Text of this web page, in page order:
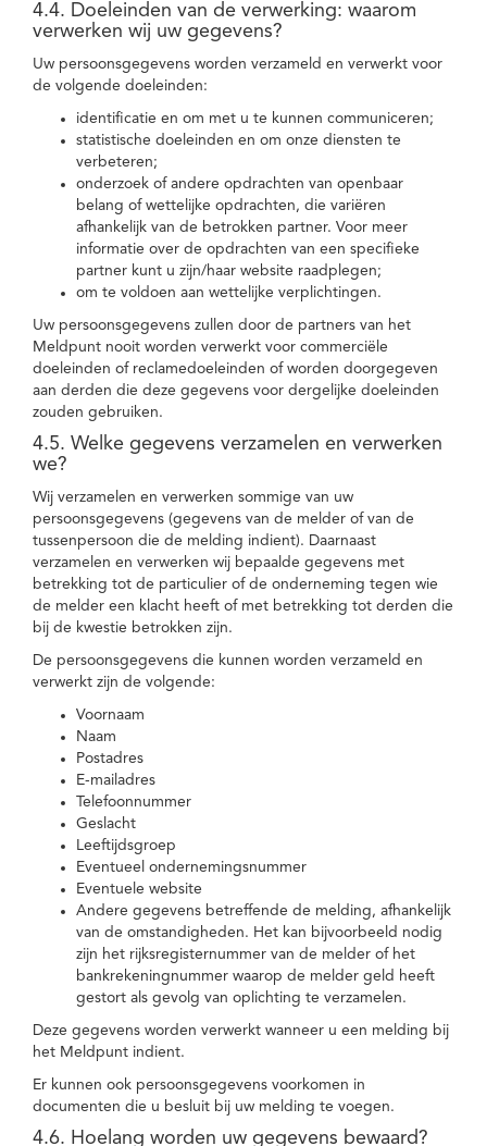
4.4. Doeleinden van de verwerking: waarom
verwerken wij uw gegevens?
Uw persoonsgegevens worden verzameld en verwerkt voor
de volgende doeleinden:
identificatie en om met u te kunnen communiceren;
statistische doeleinden en om onze diensten te
verbeteren;
onderzoek of andere opdrachten van openbaar
belang of wettelijke opdrachten, die variëren
afhankelijk van de betrokken partner. Voor meer
informatie over de opdrachten van een specifieke
partner kunt u zijn/haar website raadplegen;
om te voldoen aan wettelijke verplichtingen.
Uw persoonsgegevens zullen door de partners van het
Meldpunt nooit worden verwerkt voor commerciële
doeleinden of reclamedoeleinden of worden doorgegeven
aan derden die deze gegevens voor dergelijke doeleinden
zouden gebruiken.
4.5. Welke gegevens verzamelen en verwerken
we?
Wij verzamelen en verwerken sommige van uw
persoonsgegevens (gegevens van de melder of van de
tussenpersoon die de melding indient). Daarnaast
verzamelen en verwerken wij bepaalde gegevens met
betrekking tot de particulier of de onderneming tegen wie
de melder een klacht heeft of met betrekking tot derden die
bij de kwestie betrokken zijn.
De persoonsgegevens die kunnen worden verzameld en
verwerkt zijn de volgende:
Voornaam
Naam
Postadres
E-mailadres
Telefoonnummer
Geslacht
Leeftijdsgroep
Eventueel ondernemingsnummer
Eventuele website
Andere gegevens betreffende de melding, afhankelijk
van de omstandigheden. Het kan bijvoorbeeld nodig
zijn het rijksregisternummer van de melder of het
bankrekeningnummer waarop de melder geld heeft
gestort als gevolg van oplichting te verzamelen.
Deze gegevens worden verwerkt wanneer u een melding bij
het Meldpunt indient.
Er kunnen ook persoonsgegevens voorkomen in
documenten die u besluit bij uw melding te voegen.
4.6. Hoelang worden uw gegevens bewaard?